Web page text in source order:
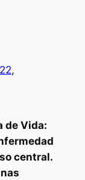
de Vida:
central.